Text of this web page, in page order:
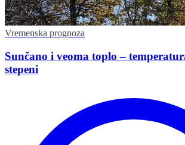
Vremenska prognoza
Sunčano i veoma toplo –
stepeni